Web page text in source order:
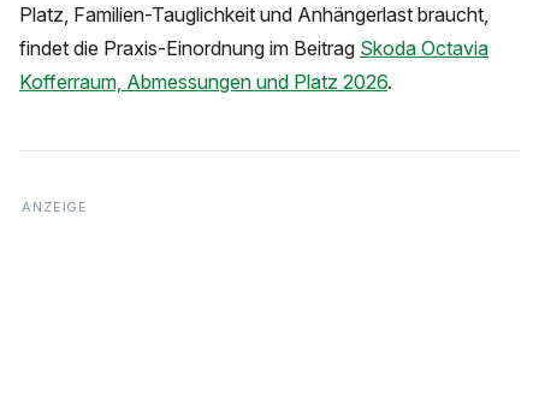
Platz, Familien-Tauglichkeit und Anhängerlast braucht,
findet die Praxis-Einordnung im Beitrag Skoda Octavia
Kofferraum, Abmessungen und Platz 2026.